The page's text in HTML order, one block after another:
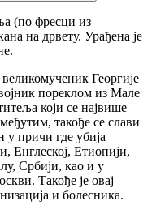
(по фресци из
на дрвету. Урађена је
Георгије
пореклом из Мале
који се највише
такође се слави
причи где убија
Енглеској, Етиопији,
Србији, као и у
Такође је овај
и болесника.